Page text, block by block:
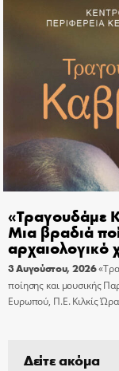
«Τραγουδάμε
Μια βραδιά
3 Αυγούστου, 2026
ποίησης και μουσικής
Ευρωπού, Π.Ε. Κιλκίς Ώρα
Δείτε ακόμα